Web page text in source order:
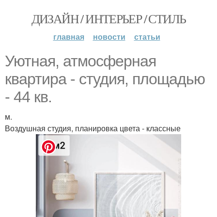
ДИЗАЙН / ИНТЕРЬЕР / СТИЛЬ
главная новости статьи
Уютная, атмосферная
квартира - студия, площадью
- 44 кв.
м.
Воздушная студия, планировка цвета - классные